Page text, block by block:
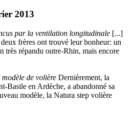
2013
par la ventilation longitudinale [...]
frères ont trouvé leur bonheur: un
très répandu outre-Rhin, mais encore
de volière Dernièrement, la
Basile en Ardèche, a abandonné sa
modèle, la Natura step volière